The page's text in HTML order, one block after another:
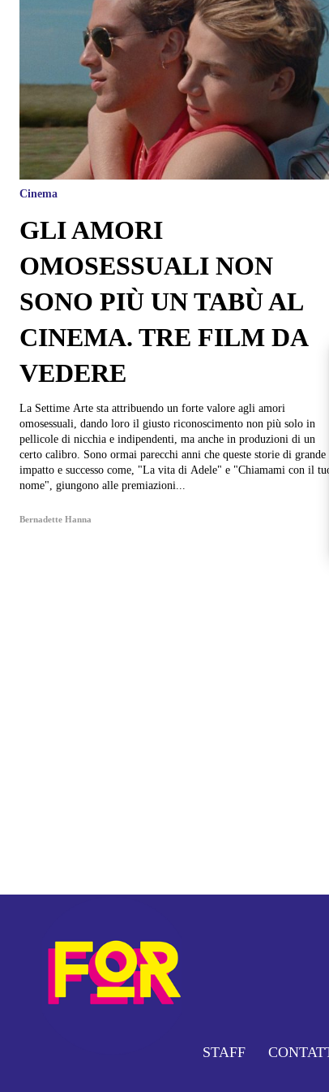
Cinema
GLI AMORI
OMOSESSUALI NON
SONO PIÙ UN TABÙ AL
CINEMA. TRE FILM DA
VEDERE
La Settime Arte sta attribuendo un forte valore agli amori
omosessuali, dando loro il giusto riconoscimento non più solo in
pellicole di nicchia e indipendenti, ma anche in produzioni di un
certo calibro. Sono ormai parecchi anni che queste storie di grande
impatto e successo come, "La vita di Adele" e "Chiamami con il
nome", giungono alle premiazioni...
Bernadette Hanna
STAFF